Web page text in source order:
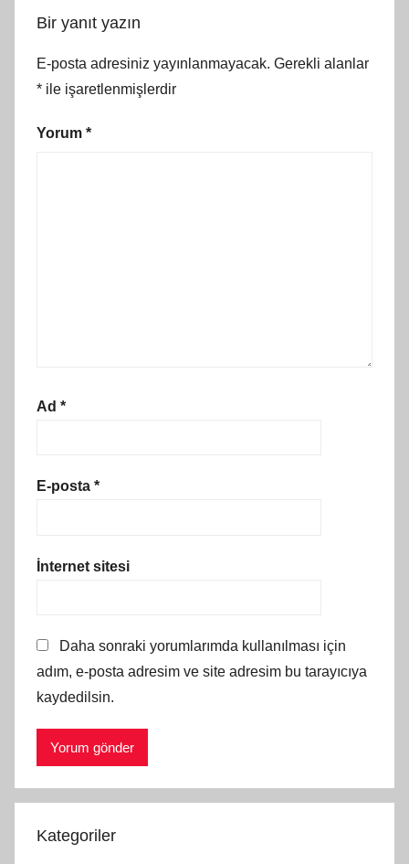
Bir yanıt yazın
E-posta adresiniz yayınlanmayacak. Gerekli alanlar
* ile işaretlenmişlerdir
Yorum *
Ad *
E-posta *
İnternet sitesi
Daha sonraki yorumlarımda kullanılması için
adım, e-posta adresim ve site adresim bu tarayıcıya
kaydedilsin.
Kategoriler